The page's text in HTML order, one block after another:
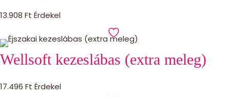
13.908 Ft Érdekel
Wellsoft kezeslábas (extra meleg)
17.496 Ft Érdekel